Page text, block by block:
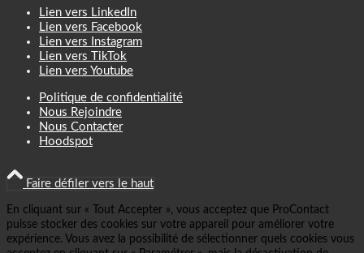
Lien vers LinkedIn
Lien vers Facebook
Lien vers Instagram
Lien vers TikTok
Lien vers Youtube
Politique de confidentialité
Nous Rejoindre
Nous Contacter
Hoodspot
Faire défiler vers le haut
En cliquant sur « Tout Accepter », vous acceptez que ProContact
puisse stocker des cookies sur votre appareil pour améliorer votre
expérience. Vous avez la possibilité de sélectionner quels cookies vous